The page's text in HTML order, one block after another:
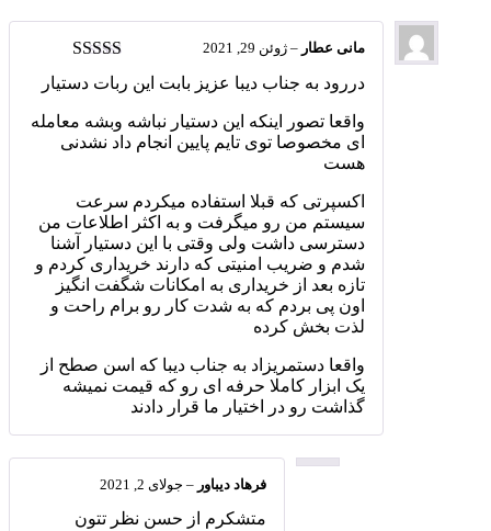
امتیاز از 5
مانی عطار – ژوئن 29, 2021
دررود به جناب دیبا عزیز بابت این ربات دستیار
واقعا تصور اینکه این دستیار نباشه وبشه معامله
ای مخصوصا توی تایم پایین انجام داد نشدنی
هست
اکسپرتی که قبلا استفاده میکردم سرعت
سیستم من رو میگرفت و به اکثر اطلاعات من
دسترسی داشت ولی وقتی با این دستیار آشنا
شدم و ضریب امنیتی که دارند خریداری کردم و
تازه بعد از خریداری به امکانات شگفت انگیز
اون پی بردم که به شدت کار رو برام راحت و
لذت بخش کرده
واقعا دستمریزاد به جناب دیبا که اسن صطح از
یک ابزار کاملا حرفه ای رو که قیمت نمیشه
گذاشت رو در اختیار ما قرار دادند
فرهاد دیباور – جولای 2, 2021
متشکرم از حسن نظر تتون